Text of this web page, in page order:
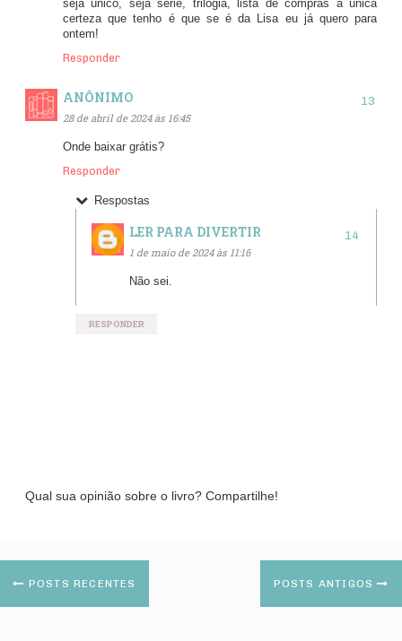
seja único, seja série, trilogia, lista de compras a única
certeza que tenho é que se é da Lisa eu já quero para
ontem!
Responder
ANÔNIMO
28 de abril de 2024 às 16:45
Onde baixar grátis?
Responder
Respostas
LER PARA DIVERTIR
1 de maio de 2024 às 11:16
Não sei.
RESPONDER
Qual sua opinião sobre o livro? Compartilhe!
POSTS RECENTES POSTS ANTIGOS